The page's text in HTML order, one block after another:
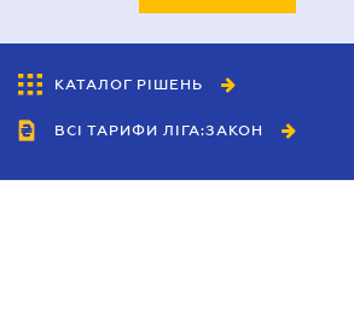
КАТАЛОГ РІШЕНЬ
ВСІ ТАРИФИ ЛІГА:ЗАКОН